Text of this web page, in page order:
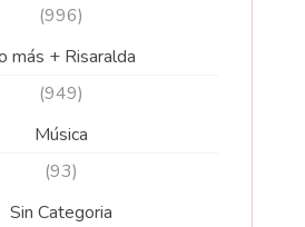
(996)
más + Risaralda
(949)
Música
(93)
Sin Categoria